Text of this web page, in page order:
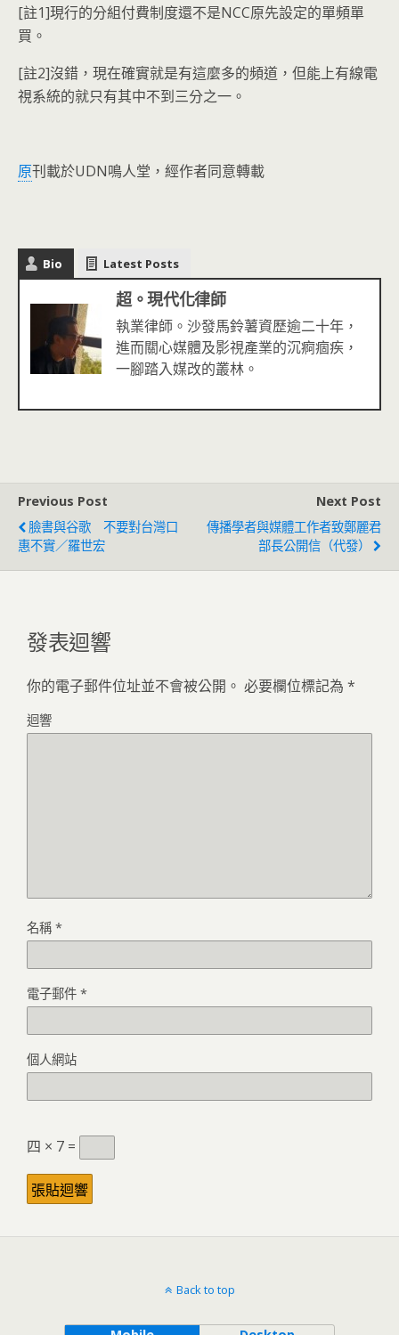
[註1]現行的分組付費制度還不是NCC原先設定的單頻單
買。
[註2]沒錯，現在確實就是有這麼多的頻道，但能上有線電
視系統的就只有其中不到三分之一。
原刊載於UDN鳴人堂，經作者同意轉載
Bio Latest Posts
超。現代化律師
執業律師。沙發馬鈴薯資歷逾二十年，
進而關心媒體及影視產業的沉痾痼疾，
一腳踏入媒改的叢林。
Previous Post
臉書與谷歌 不要對台灣口
惠不實／羅世宏
Next Post
傳播學者與媒體工作者致鄭麗君
部長公開信（代發）
發表迴響
你的電子郵件位址並不會被公開。 必要欄位標記為 *
迴響
名稱 *
電子郵件 *
個人網站
四 × 7 =
Back to top